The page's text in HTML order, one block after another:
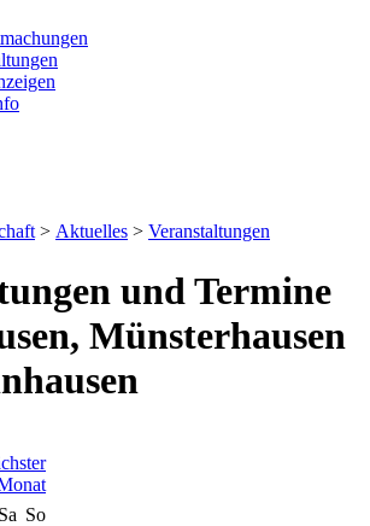
> Aktuelles > Veranstaltungen
und Termine
Münsterhausen
Sa So